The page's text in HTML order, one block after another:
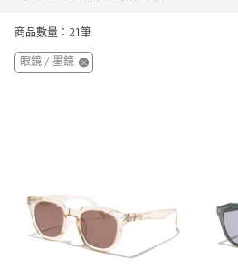
商品數量：21筆
眼鏡 / 墨鏡